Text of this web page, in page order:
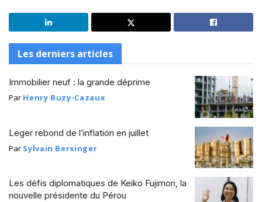
Les derniers articles
Immobilier neuf : la grande déprime
Par Henry Buzy-Cazaux
Leger rebond de l’inflation en juillet
Par Sylvain Bersinger
Les défis diplomatiques de Keiko Fujimori, la
nouvelle présidente du Pérou